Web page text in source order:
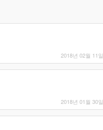
2018년 02월 11일
2018년 01월 30일